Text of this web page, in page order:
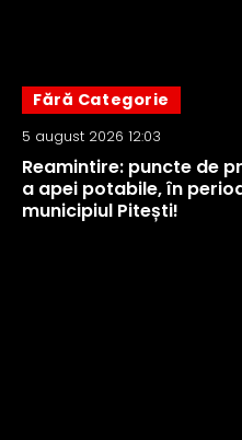
Fără Categorie
5 august 2026 12:03
Reamintire: puncte de
a apei potabile, în
municipiul Pitești!